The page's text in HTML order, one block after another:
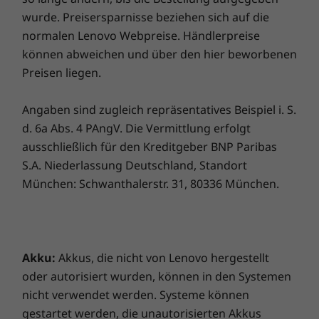
bessere Videoanrufe und erstklassiges
Entertainment enthalten.
Gute Verbindungen zahlen sich aus
Anschlüsse/Steckplätze
2 x USB-C 3.2 Gen 2
2 x USB-A 3.2 Gen 1
HDMI 2.0b
Kopfhörer-/Mikrofon-Kombianschluss
SIM
Die Übertragungsgeschwindigkeiten für USB-Anschlüsse sind ungefähre Angaben.
Abhängig von vielen Faktoren wie der Rechenkapazität von Host und
Peripheriegeräten, Dateieigenschaften, Systemkonfiguration und
ThinkPad USB‑C-Dockingstation
Netzteil
Optional 100-W- oder 65-W-Netzteil
Vergleichen Vergleichen
Sämtliches ansehen Notebooks und Ultrabooks
wurde. Preisersparnisse beziehen sich auf die
normalen Lenovo Webpreise. Händlerpreise
können abweichen und über den hier beworbenen
Preisen liegen.
Angaben sind zugleich repräsentatives Beispiel i. S.
d. 6a Abs. 4 PAngV. Die Vermittlung erfolgt
ausschließlich für den Kreditgeber BNP Paribas
S.A. Niederlassung Deutschland, Standort
München: Schwanthalerstr. 31, 80336 München.
Akku: Akkus, die nicht von Lenovo hergestellt
oder autorisiert wurden, können in den Systemen
nicht verwendet werden. Systeme können
gestartet werden, die unautorisierten Akkus